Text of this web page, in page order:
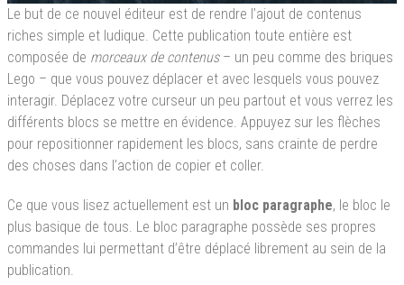
Le but de ce nouvel éditeur est de rendre l’ajout de contenus
riches simple et ludique. Cette publication toute entière est
composée de morceaux de contenus– un peu comme des briques
Lego – que vous pouvez déplacer et avec lesquels vous pouvez
interagir. Déplacez votre curseur un peu partout et vous verrez les
différents blocs se mettre en évidence. Appuyez sur les flèches
pour repositionner rapidement les blocs, sans crainte de perdre
des choses dans l’action de copier et coller.
Ce que vous lisez actuellement est un bloc paragraphe, le bloc le
plus basique de tous. Le bloc paragraphe possède ses propres
commandes lui permettant d’être déplacé librement au sein de la
publication.